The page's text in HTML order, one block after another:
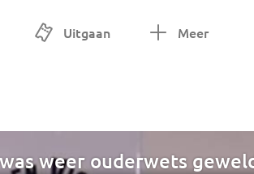
Uitgaan Meer
weer ouderwets